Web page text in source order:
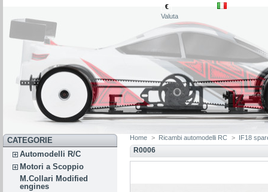
€
Valuta
CATEGORIE
Automodelli R/C
Motori a Scoppio
M.Collari Modified
engines
Home > Ricambi automodelli RC > IF18
R0006